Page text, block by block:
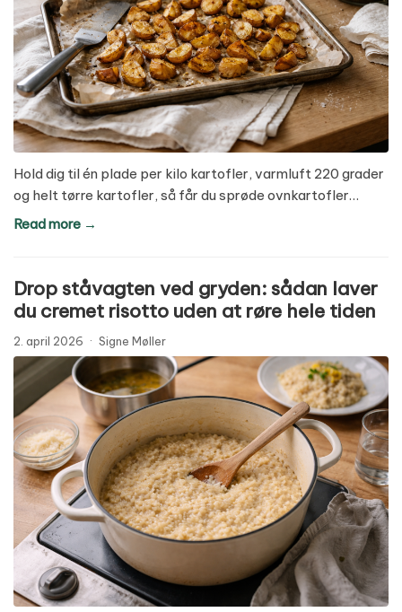
Hold dig til én plade per kilo kartofler, varmluft 220 grader
og helt tørre kartofler, så får du sprøde ovnkartofler…
Read more →
Drop ståvagten ved gryden: sådan laver
du cremet risotto uden at røre hele tiden
2. april 2026 · Signe Møller